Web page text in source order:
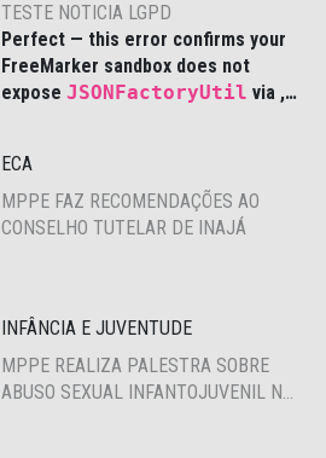
TESTE NOTICIA LGPD
Perfect — this error confirms your
FreeMarker sandbox does not
exposeJSONFactoryUtil via ,
ECA
MPPE FAZ RECOMENDAÇÕES AO
CONSELHO TUTELAR DE INAJÁ
INFÂNCIA E JUVENTUDE
MPPE REALIZA PALESTRA SOBRE
ABUSO SEXUAL INFANTOJUVENIL NO